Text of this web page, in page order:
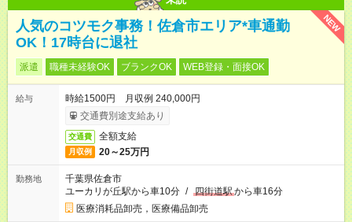
NEW
人気のコツモク事務！佐倉市エリア*車通勤
OK！17時台に退社
派遣 職種未経験OK ブランクOK WEB登録・面接OK
給与
時給1500円 月収例 240,000円
交通費別途支給あり
交通費 全額支給
月収例 20～25万円
勤務地
千葉県佐倉市
ユーカリが丘駅から車10分 / 四街道駅から車16分
医療消耗品卸売，医療備品卸売